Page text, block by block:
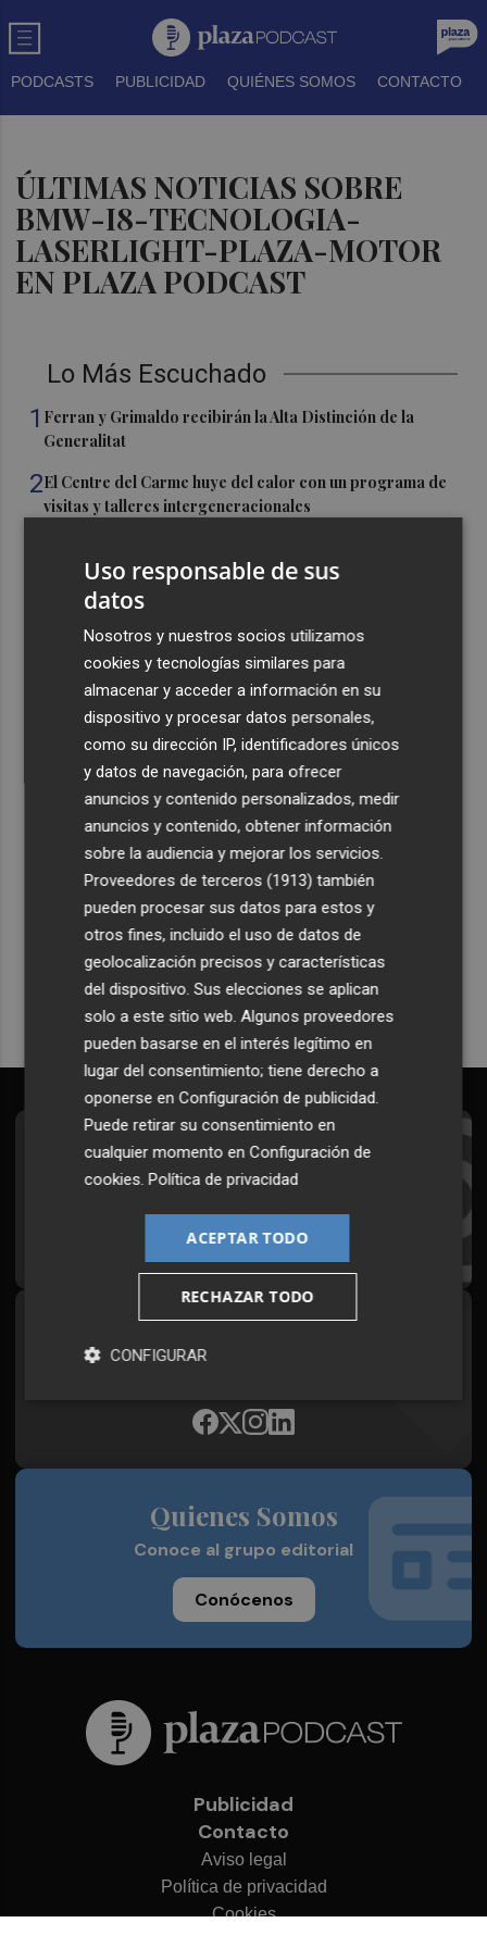
PODCASTS PUBLICIDAD QUIÉNES SOMOS CONTACTO
ÚLTIMAS NOTICIAS SOBRE
BMW-I8-TECNOLOGIA-
LASERLIGHT-PLAZA-MOTOR
EN PLAZA PODCAST
Lo Más Escuchado
1 Ferran y Grimaldo recibirán la Alta Distinción de la
Generalitat
2El Centre del Carme huye del calor con un programa de
visitas y talleres intergeneracionales
Valenciana: "Representa una identidad a la que jamás
renunciaré"
Kiat Lim regresa a Valencia y acompaña a la plantilla en
su visita al Nou Mestalla y a la Basílica
Torrent sancionará a particulares y empresas con hasta
2.000 euros por vertidos ilegales en la vía pública
Recibe toda la actualidad de
Plaza Podcast en tu correo
Quiero suscribirme
Suscríbete al Boletín
Todos los días a primera hora en tu email
¡Quiero suscribirme!
Plaza Podcast, desde cualquier medio
Quienes Somos
Conoce al grupo editorial
Conócenos
Publicidad
Contacto
Aviso legal
Política de privacidad
Cookies
Uso responsable de sus
datos
Nosotros y nuestros socios utilizamos
cookies y tecnologías similares para
almacenar y acceder a información en su
dispositivo y procesar datos personales,
como su dirección IP, identificadores únicos
y datos de navegación, para ofrecer
anuncios y contenido personalizados, medir
anuncios y contenido, obtener información
sobre la audiencia y mejorar los servicios.
Proveedores de terceros (1913) también
pueden procesar sus datos para estos y
otros fines, incluido el uso de datos de
geolocalización precisos y características
del dispositivo. Sus elecciones se aplican
solo a este sitio web. Algunos proveedores
pueden basarse en el interés legítimo en
lugar del consentimiento; tiene derecho a
oponerse enConfiguración de publicidad
Puede retirar su consentimiento en
cualquier momento enConfiguración de
cookies .Política de privacidad
ACEPTAR TODO
RECHAZAR TODO
CONFIGURAR